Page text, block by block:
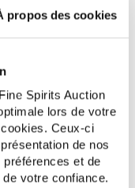
propos des cookies
Spirits Auction
lors de votre
Ceux-ci
de nos
et de
votre confiance.
YEARS
reduce your search
help section.
the button below.